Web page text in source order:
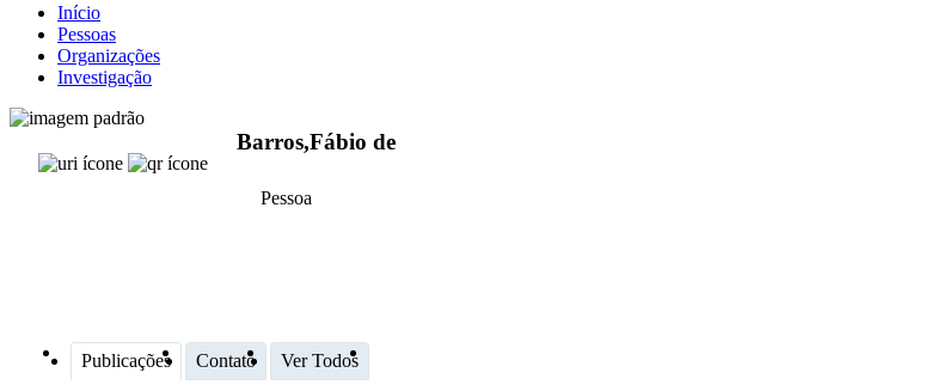
Início
Pessoas
Organizações
Investigação
Barros,Fábio de
Pessoa
Publicações Contato Ver Todos